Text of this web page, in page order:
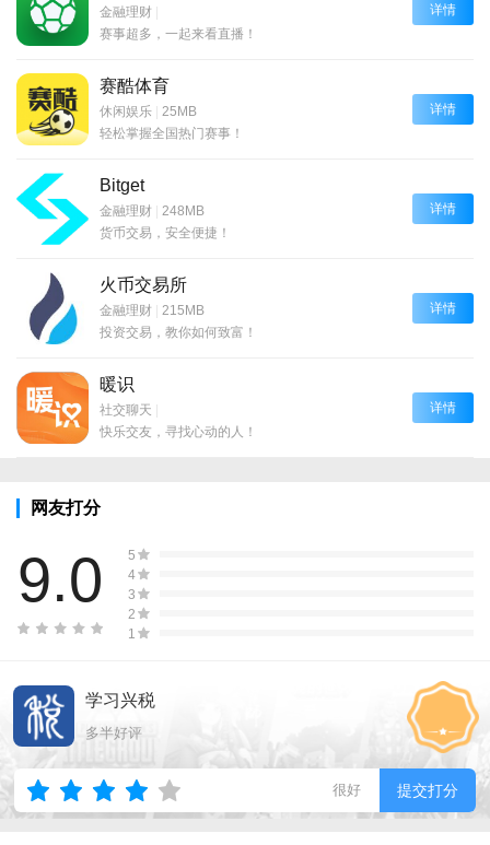
金融理财 |
赛事超多，一起来看直播！
详情
赛酷体育
休闲娱乐 | 25MB
轻松掌握全国热门赛事！
详情
Bitget
金融理财 | 248MB
货币交易，安全便捷！
详情
火币交易所
金融理财 | 215MB
投资交易，教你如何致富！
详情
暖识
社交聊天 |
快乐交友，寻找心动的人！
详情
网友打分
9.0
5
4
3
2
1
学习兴税
多半好评
很好 提交打分